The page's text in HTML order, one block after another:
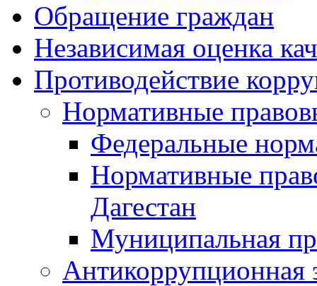
Обращение граждан
Независимая оценка
Противодействие
Нормативные
Федеральные
Нормативные
Дагестан
Муниципальная
Антикоррупционная